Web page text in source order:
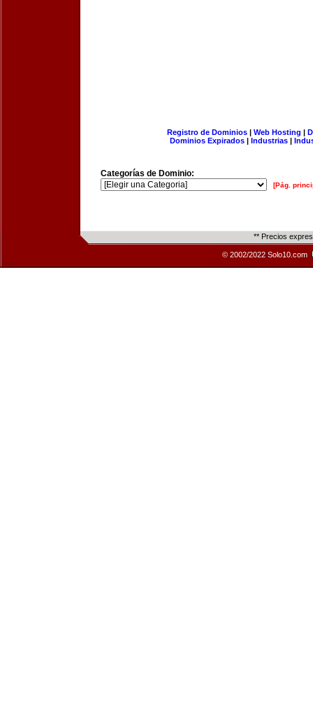
Registro de Dominios| Web Hosting |
Dominios Expirados | Industrias |
Categorías de Dominio:
[Pág.
** Precios
© 2002/2022 Solo10.com